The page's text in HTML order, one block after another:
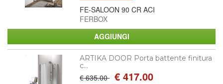
FE-SALOON 90 CR ACI
FERBOX
ARTIKA DOOR Porta battente finitura
c...
€ 635.00 € 417.00